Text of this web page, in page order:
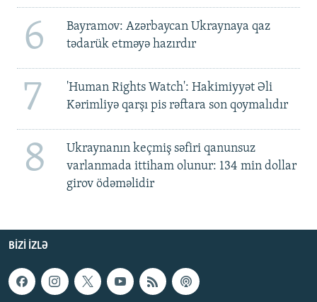
6
Bayramov: Azərbaycan Ukraynaya qaz
tədarük etməyə hazırdır
7
'Human Rights Watch': Hakimiyyət Əli
Kərimliyə qarşı pis rəftara son qoymalıdır
8
Ukraynanın keçmiş səfiri qanunsuz
varlanmada ittiham olunur: 134 min dollar
girov ödəməlidir
BIZI IZLƏ